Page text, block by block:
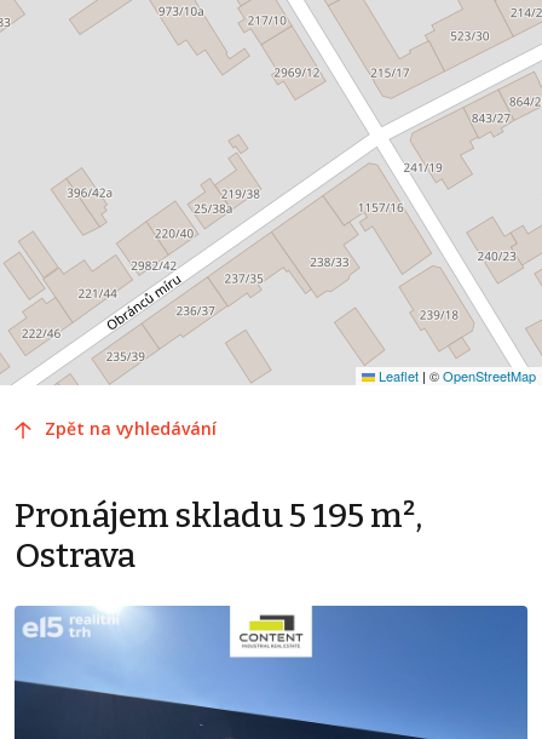
Leaflet | ©OpenStreetMap
Zpět na vyhledávání
Pronájem skladu 5 195 m²,
Ostrava